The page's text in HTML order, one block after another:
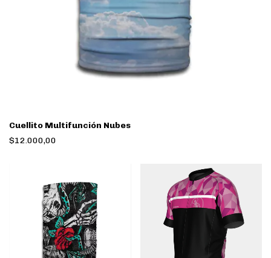
Cuellito Multifunción Nubes
$12.000,00